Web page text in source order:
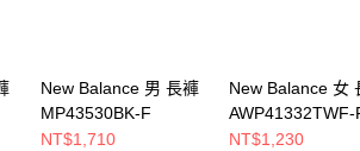
New Balance 男 長褲
MP43530BK-F
NT$1,710
New Balance 女
AWP41332TWF-
NT$1,230